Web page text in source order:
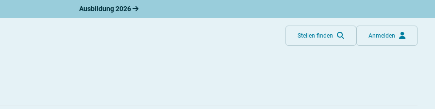
Ausbildung 2026
Stellen finden Anmelden